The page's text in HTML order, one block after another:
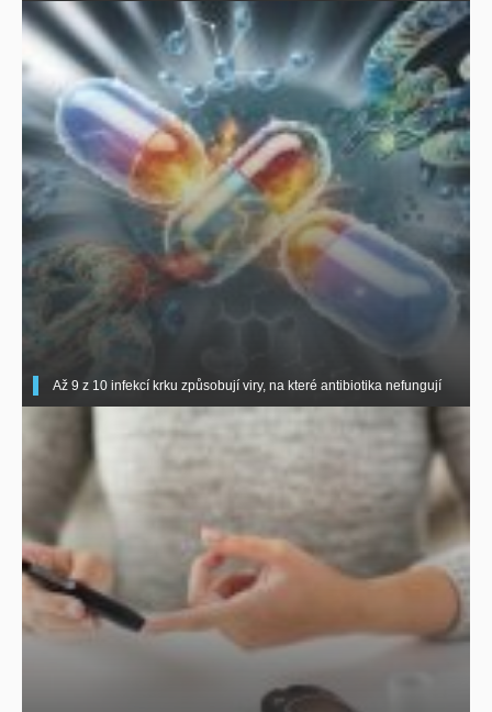
Až 9 z 10 infekcí krku způsobují viry, na které antibiotika nefungují